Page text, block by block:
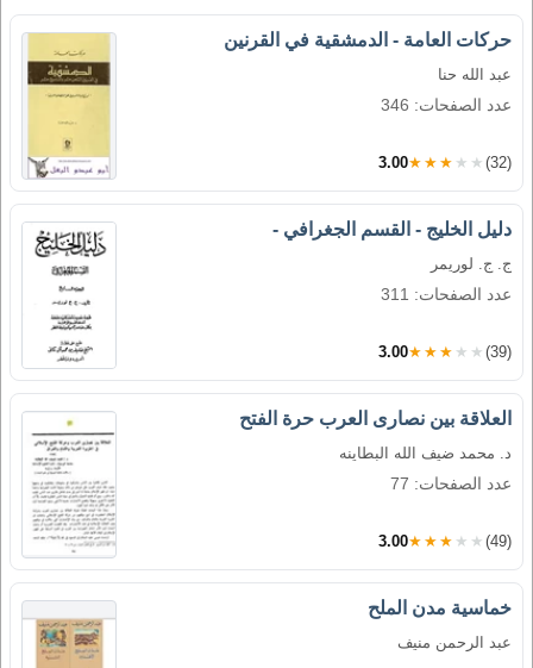
حركات العامة - الدمشقية في القرنين
عبد الله حنا
عدد الصفحات: 346
3.00★★★★★ (32)
دليل الخليج - القسم الجغرافي -
ج. ج. لوريمر
عدد الصفحات: 311
3.00★★★★★ (39)
العلاقة بين نصارى العرب حرة الفتح
د. محمد ضيف الله البطاينه
عدد الصفحات: 77
3.00★★★★★ (49)
خماسية مدن الملح
عبد الرحمن منيف